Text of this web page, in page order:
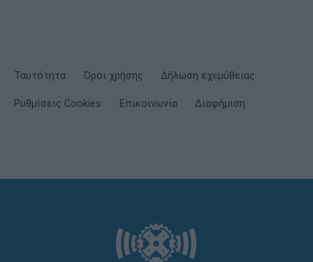
Ταυτότητα Όροι χρήσης Δήλωση εχεμύθειας
Ρυθμίσεις Cookies Επικοινωνία Διαφήμιση